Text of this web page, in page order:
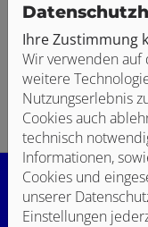
Ihre Zustimmung
Wir verwenden auf
weitere
Nutzungserlebnis
Cookies auch
technisch
Informationen,
Cookies und
unserer
Einstellungen